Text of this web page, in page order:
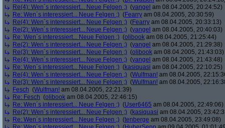
Re(4): Wen´s interessiert... Neue Felgen ;) (yangel am 08.04.2005, 20:24:52)
Re: Wen´s interessiert... Neue Felgen ;) (Fearry am 08.04.2005, 20:30:59)
Re(4): Wen´s interessiert... Neue Felgen ;) (Fearry am 08.04.2005, 20:33:13)
Re(2): Wen´s interessiert... Neue Felgen ;) (yangel am 08.04.2005, 20:40:03)
Re: Wen´s interessiert... Neue Felgen ;) (olibook am 08.04.2005, 21:25:44)
Re(2): Wen´s interessiert... Neue Felgen ;) (yangel am 08.04.2005, 21:29:38)
Re(3): Wen´s interessiert... Neue Felgen ;) (olibook am 08.04.2005, 21:43:03)
Re(4): Wen´s interessiert... Neue Felgen ;) (yangel am 08.04.2005, 21:43:48)
Re: Wen´s interessiert... Neue Felgen ;) (kasiquasi am 08.04.2005, 22:10:25)
Re(4): Wen´s interessiert... Neue Felgen ;) (Wulfman! am 08.04.2005,
Re(3): Wen´s interessiert... Neue Felgen ;) (Wulfman! am 08.04.2005,
Fesch (Wulfman! am 08.04.2005, 22:21:39)
Re: Fesch (olibook am 08.04.2005, 22:46:15)
Re: Wen´s interessiert... Neue Felgen ;) (User6465 am 08.04.2005, 22:49:06)
Re(2): Wen´s interessiert... Neue Felgen ;) (kasiquasi am 08.04.2005,
Re: Wen´s interessiert... Neue Felgen ;) (tenberge am 08.04.2005, 23:49:08)